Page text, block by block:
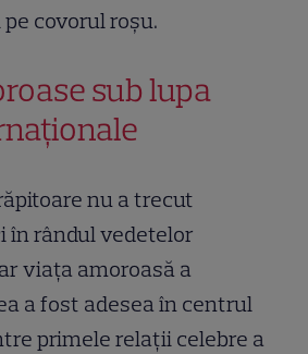
covorul roșu.
sub lupa
nu a trecut
în rândul vedetelor
viața amoroasă a
a fost adesea în centrul
primele relații celebre a